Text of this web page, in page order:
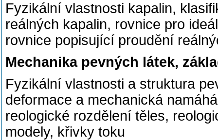
Fyzikální vlastnosti kapalin,
reálných kapalin, rovnice pro
rovnice popisující proudění
Mechanika pevných látek,
Fyzikální vlastnosti a struktura
deformace a mechanická
reologické rozdělení těles,
modely, křivky toku